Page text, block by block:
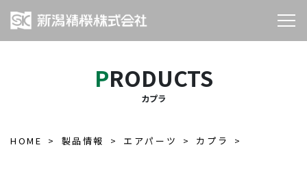
PRODUCTS
カプラ
HOME 製品情報 エアパーツ カプラ